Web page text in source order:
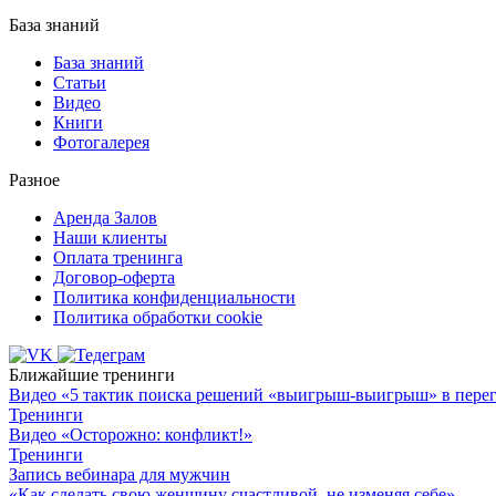
База знаний
База знаний
Статьи
Видео
Книги
Фотогалерея
Разное
Аренда Залов
Наши клиенты
Оплата тренинга
Договор-оферта
Политика конфиденциальности
Политика обработки cookie
Ближайшие тренинги
Видео «5 тактик поиска решений «выигрыш-выигрыш» в
Тренинги
Видео «Осторожно: конфликт!»
Тренинги
Запись вебинара для мужчин